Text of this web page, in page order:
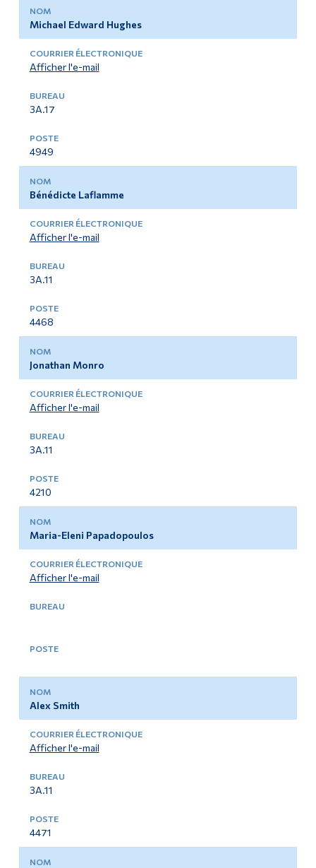
Michael Edward Hughes
Afficher l'e-mail
3A.17
4949
Bénédicte Laflamme
Afficher l'e-mail
3A.11
4468
Jonathan Monro
Afficher l'e-mail
3A.11
4210
Maria-Eleni Papadopoulos
Afficher l'e-mail
Alex Smith
Afficher l'e-mail
3A.11
4471